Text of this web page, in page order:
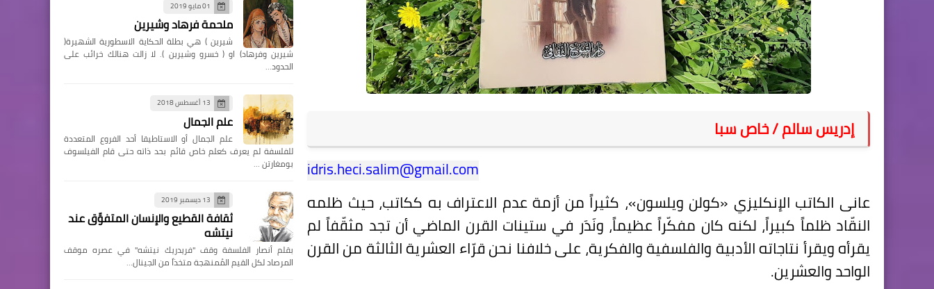
إدريس سالم / خاص سبا
idris.heci.salim@gmail.com
عانى الكاتب الإنكليزي «كولن ويلسون»، كثيراً من أزمة عدم الاعتراف به ككاتب، حيث ظلمه
النقّاد ظلماً كبيراً، لكنه كان مفكّراً عظيماً، ونَدَر في ستينات القرن الماضي أن تجد مثقّفاً لم
يقرأه ويقرأ نتاجاته الأدبية والفلسفية والفكرية، على خلافنا نحن قرّاء العشرية الثالثة من القرن
الواحد والعشرين.
01 مايو 2019
ملحمة فرهاد وشيرين
شيرين ) هي بطلة الحكاية الاسطورية الشهيرة(
شيرين وفرهاد) او ( خسرو وشيرين ). لا زالت هنالك خرائب على
الحدود…
13 أغسطس 2018
علم الجمال
علم الجمال أو الاستاطيقا أحد الفروع المتعددة
للفلسفة لم يعرف كعلم خاص قائم بحد ذاته حتى قام الفيلسوف
بومغارتن …
13 ديسمبر 2019
ثقافة القطيع والإنسان المتفوِّق عند
نيتشه
بقلم أنصار الفلسفة وقف "فريدريك نيتشه" في عصره موقف
المرصاد لكل القيم المُمنهجة متخذاً من الجينال…